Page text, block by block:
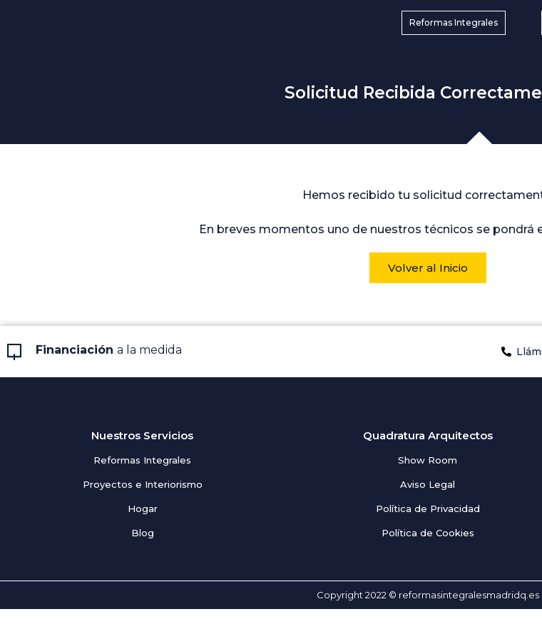
Reformas Integrales
Solicitud Recibida
Hemos recibido tu solicitud
En breves momentos uno de nuestros técnicos se pondrá
Volver al Inicio
Financiación a la medida
Nuestros Servicios
Reformas Integrales
Proyectos e Interiorismo
Hogar
Blog
Quadratura Arquitectos
Show Room
Aviso Legal
Política de Privacidad
Política de Cookies
Copyright 2022 © reformasintegralesmadridq.es